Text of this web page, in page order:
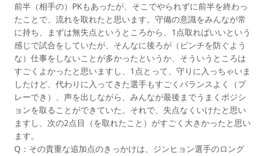
前半（相手の）PKもあったが、そこでやられずに前半を終わっ
たことで、流れを取れたと思います。守備の意識をみんなが常
に持ち、まずは無失点というところから、1点取ればいいという
感じで試合をしていたが、そんなに後ろが（ピンチを防ぐよう
な）仕事をしないことが多かったというか、そういうところは
すごくよかったと思いますし、1点とって、守りに入っちゃいま
したけど、代わりに入ってきた選手もすごくバランスよく（プ
レーでき）、声を出しながら、みんなが最後までうまくポジシ
ョンを取ることができていた。それで、失点なくいけたと思い
ますし、次の2点目（を取れたこと）がすごく大きかったと思い
ます。
Q：その貴重な追加点のきっかけは、ジンヒョン選手のロング